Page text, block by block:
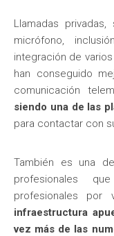
Llamadas
micrófono,
integración de
han conseguido
comunicación
siendo una de las
para contactar con
También es una
profesionales
profesionales por
infraestructura
vez más de las